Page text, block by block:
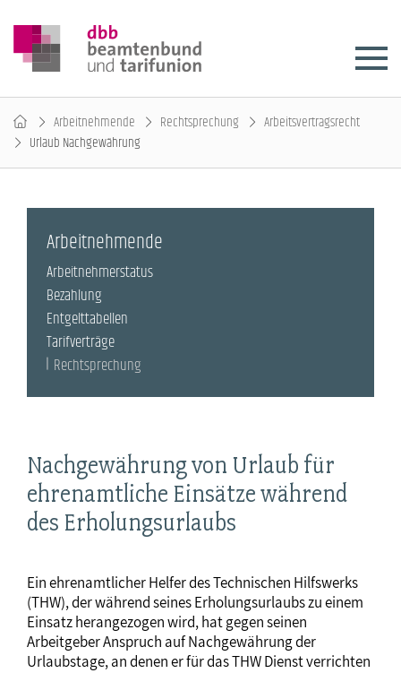
Arbeitnehmende Rechtsprechung
Arbeitsvertragsrecht
Urlaub Nachgewährung
Nachgewährung von Urlaub für
ehrenamtliche Einsätze während
des Erholungsurlaubs
Ein ehrenamtlicher Helfer des Technischen Hilfswerks
(THW), der während seines Erholungsurlaubs zu einem
Einsatz herangezogen wird, hat gegen seinen
Arbeitgeber Anspruch auf Nachgewährung der
Urlaubstage, an denen er für das THW Dienst verrichten
Arbeitnehmende
Arbeitnehmerstatus
Bezahlung
Entgelttabellen
Tarifverträge
Rechtsprechung